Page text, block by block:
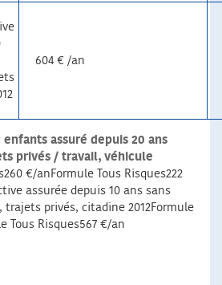
604 € /an
assuré depuis 20 ans
privés / travail, véhicule
€/anFormule Tous Risques222
assurée depuis 10 ans sans
trajets privés, citadine 2012Formule
Tous Risques567 €/an